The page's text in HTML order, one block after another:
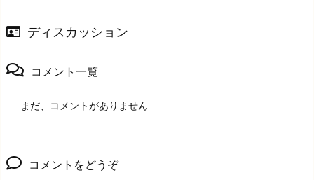
ディスカッション
コメント一覧
まだ、コメントがありません
コメントをどうぞ